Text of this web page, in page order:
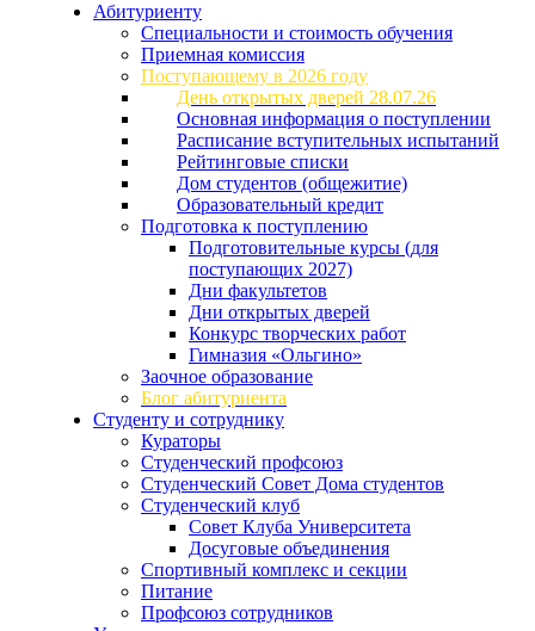
Абитуриенту
Специальности и стоимость обучения
Приемная комиссия
Поступающему в 2026 году
День открытых дверей 28.07.26
Основная информация о поступлении
Расписание вступительных испытаний
Рейтинговые списки
Дом студентов (общежитие)
Образовательный кредит
Подготовка к поступлению
Подготовительные курсы (для
поступающих 2027)
Дни факультетов
Дни открытых дверей
Конкурс творческих работ
Гимназия «Ольгино»
Заочное образование
Блог абитуриента
Студенту и сотруднику
Кураторы
Студенческий профсоюз
Студенческий Совет Дома студентов
Студенческий клуб
Совет Клуба Университета
Досуговые объединения
Спортивный комплекс и секции
Питание
Профсоюз сотрудников